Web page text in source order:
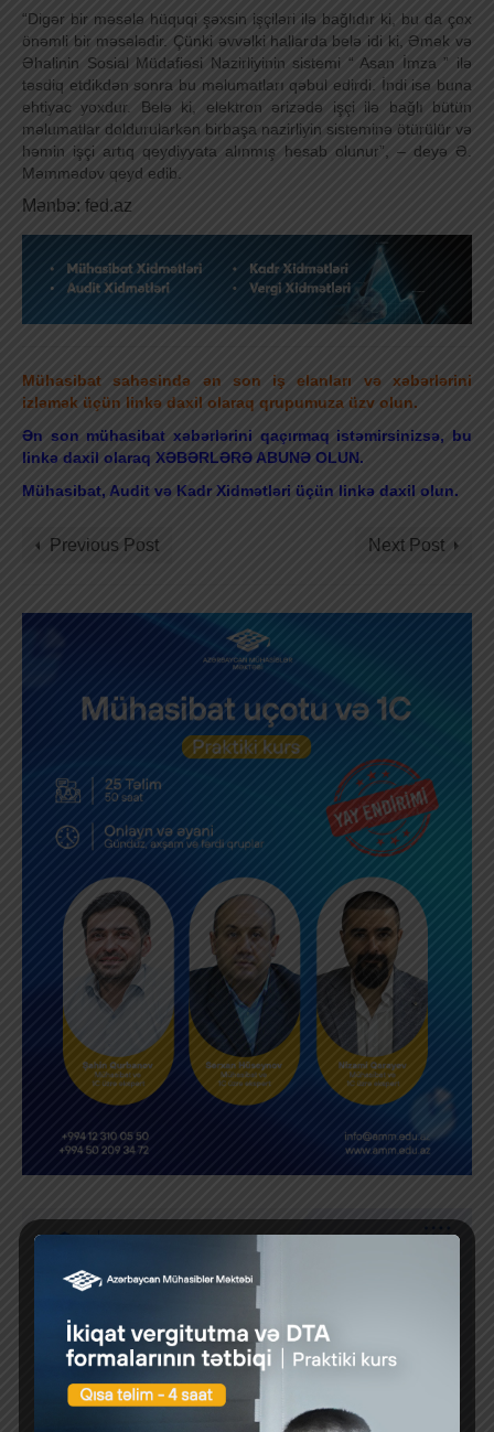
“Digər bir məsələ hüquqi şəxsin işçiləri ilə bağlıdır ki, bu da çox
önəmli bir məsələdir. Çünki əvvəlki hallarda belə idi ki, Əmək və
Əhalinin Sosial Müdafiəsi Nazirliyinin sistemi “ Asan İmza ” ilə
təsdiq etdikdən sonra bu məlumatları qəbul edirdi. İndi isə buna
ehtiyac yoxdur. Belə ki, elektron ərizədə işçi ilə bağlı bütün
məlumatlar doldurularkən birbaşa nazirliyin sisteminə ötürülür və
həmin işçi artıq qeydiyyata alınmış hesab olunur”, – deyə Ə.
Məmmədov qeyd edib.
Mənbə: fed.az
Mühasibat sahəsində ən son iş elanları və xəbərlərini
izləmək üçün linkə daxil olaraq qrupumuza üzv olun.
Ən son mühasibat xəbərlərini qaçırmaq istəmirsinizsə, bu
linkə daxil olaraq XƏBƏRLƏRƏ ABUNƏ OLUN.
Mühasibat, Audit və Kadr Xidmətləri üçün linkə daxil olun.
Previous Post Next Post